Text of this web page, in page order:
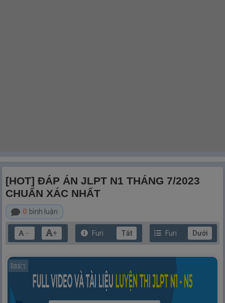
[HOT] ĐÁP ÁN JLPT N1 THÁNG 7/2023
CHUẨN XÁC NHẤT
0 bình luận
－ + Furi Tắt Furi Dưới